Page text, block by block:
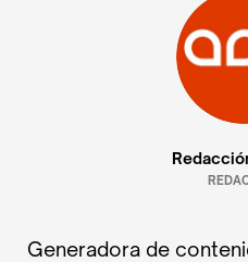
Generadora de